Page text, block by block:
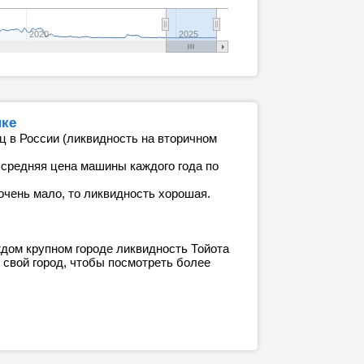
2020 2025
в России (ликвидность на вторичном
цена машины каждого года по
мало, то ликвидность хорошая.
крупном городе ликвидность Тойота
свой город, чтобы посмотреть более